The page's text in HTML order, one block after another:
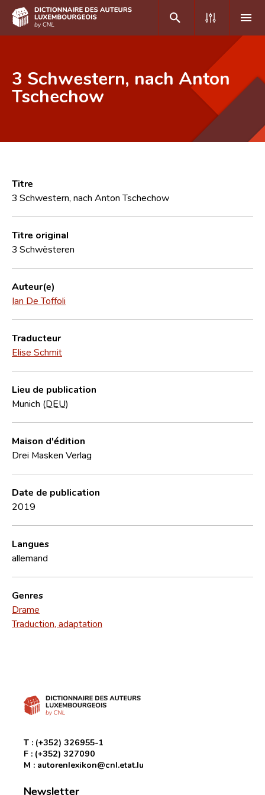
DE
Foire aux questions
CNL
Équipe scientifique
Contact
3 Schwestern, nach Anton
Tschechow
Titre
3 Schwestern, nach Anton Tschechow
Titre original
3 Schwësteren
Auteur(e)
Ian De Toffoli
Traducteur
Elise Schmit
Lieu de publication
Munich (DEU)
Maison d'édition
Drei Masken Verlag
Date de publication
2019
Langues
allemand
Genres
Drame
Traduction, adaptation
T : (+352) 326955-1
F : (+352) 327090
M : autorenlexikon@cnl.etat.lu
Newsletter